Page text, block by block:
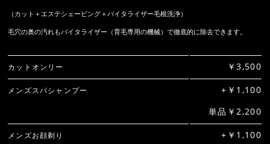
（カット＋エステシェービング＋バイタライザー毛根洗浄）
毛穴の奥の汚れもバイタライザー（育毛専用の機械）で徹底的に除去できます。
カットオンリー ￥3,500
メンズスパシャンプー
+￥1,100
単品￥2,200
メンズお顔剃り
+￥1,100